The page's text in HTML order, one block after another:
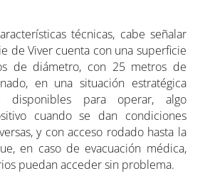
técnicas, cabe señalar
de Viver cuenta con una superficie
de diámetro, con 25 metros de
en una situación estratégica
disponibles para operar, algo
cuando se dan condiciones
y con acceso rodado hasta la
en caso de evacuación médica,
puedan acceder sin problema.